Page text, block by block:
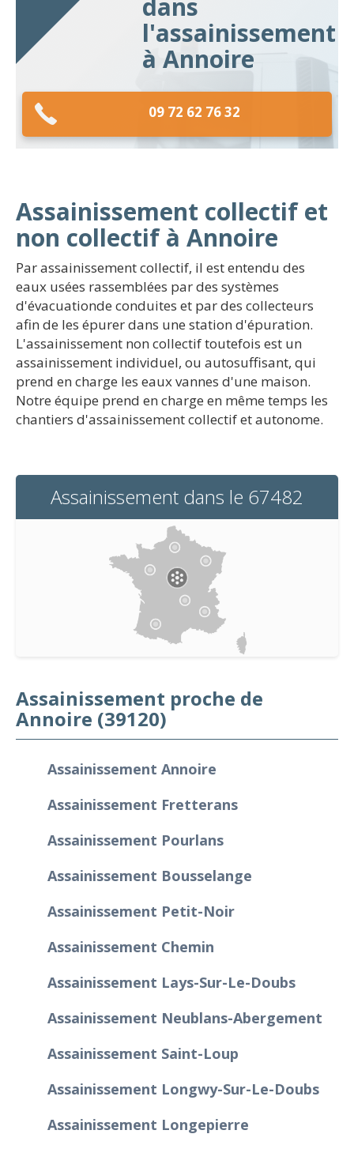
dans
l'assainissement
à Annoire
09 72 62 76 32
Assainissement collectif et
non collectif à Annoire
Par assainissement collectif, il est entendu des
eaux usées rassemblées par des systèmes
d'évacuationde conduites et par des collecteurs
afin de les épurer dans une station d'épuration.
L'assainissement non collectif toutefois est un
assainissement individuel, ou autosuffisant, qui
prend en charge les eaux vannes d'une maison.
Notre équipe prend en charge en même temps les
chantiers d'assainissement collectif et autonome.
Assainissement dans le 67482
Assainissement proche de
Annoire (39120)
Assainissement Annoire
Assainissement Fretterans
Assainissement Pourlans
Assainissement Bousselange
Assainissement Petit-Noir
Assainissement Chemin
Assainissement Lays-Sur-Le-Doubs
Assainissement Neublans-Abergement
Assainissement Saint-Loup
Assainissement Longwy-Sur-Le-Doubs
Assainissement Longepierre